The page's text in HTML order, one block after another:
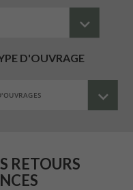
D'OUVRAGE
RETOURS